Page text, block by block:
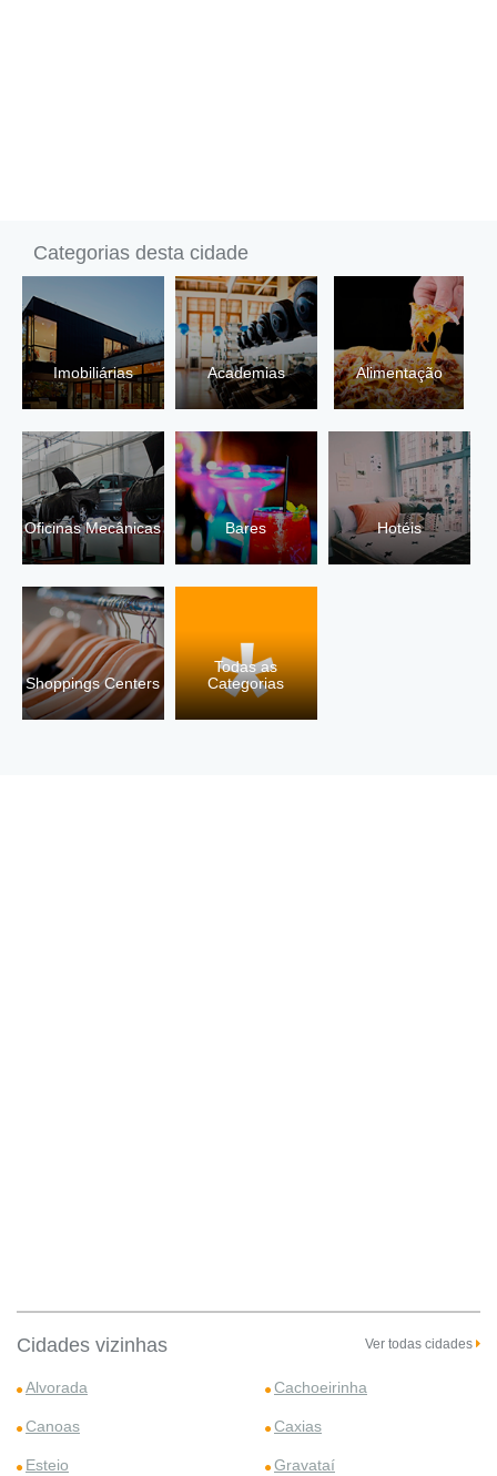
Categorias desta cidade
Imobiliárias Academias Alimentação
Oficinas Mecânicas Bares Hotéis
Shoppings Centers
Todas as
Categorias
Cidades vizinhas Ver todas cidades
Alvorada Cachoeirinha
Canoas Caxias
Esteio Gravataí